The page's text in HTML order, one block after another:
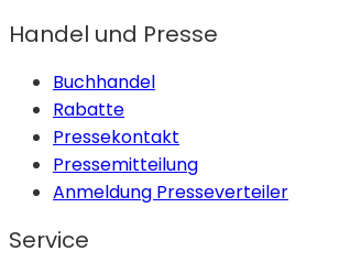
Handel und Presse
Buchhandel
Rabatte
Pressekontakt
Pressemitteilung
Anmeldung Presseverteiler
Service